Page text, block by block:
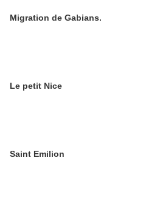
Migration de Gabians.
Le petit Nice
Saint Emilion